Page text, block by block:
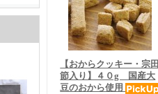
【おからクッキー・宗田
節入り】４０g 国産大
豆のおから使用